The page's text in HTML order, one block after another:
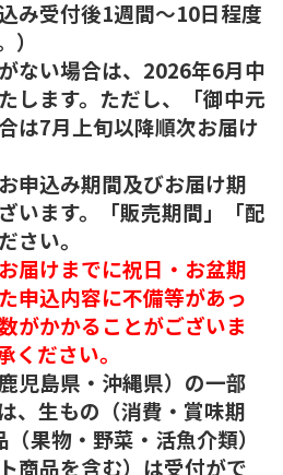
み受付後1週間～10日程度
ない場合は、2026年6月中
します。ただし、「御中元
は7月上旬以降順次お届け
申込み期間及びお届け期
います。「販売期間」「配
さい。
届けまでに祝日・お盆期
申込内容に不備等があっ
がかかることがございま
ください。
児島県・沖縄県）の一部
、生もの（消費・賞味期
果物・野菜・活魚介類）
商品を含む）は受付がで